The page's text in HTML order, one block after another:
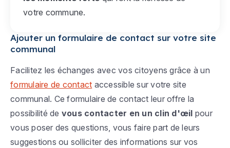
votre commune.
Ajouter un formulaire de contact sur votre site
communal
Facilitez les échanges avec vos citoyens grâce à un
formulaire de contact accessible sur votre site
communal. Ce formulaire de contact leur offre la
possibilité de vous contacter en un clin d'œil pour
vous poser des questions, vous faire part de leurs
suggestions ou solliciter des informations sur vos